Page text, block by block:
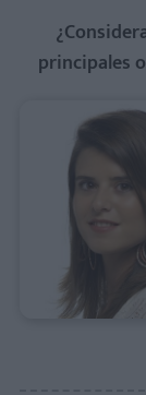
principales